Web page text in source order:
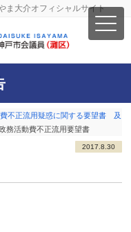
ま大介オフィシャルサイト
不正流用疑惑に関する要望書 及
務活動費不正流用要望書
2017.8.30